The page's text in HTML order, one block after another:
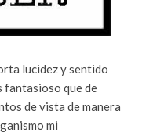
lucidez y sentido
fantasioso que de
de vista de manera
mi